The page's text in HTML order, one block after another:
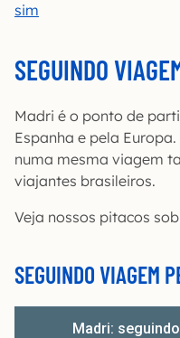
sim
SEGUINDO
Madri é o ponto de
Espanha e pela
numa mesma viagem
viajantes brasileiros.
Veja nossos pitacos
SEGUINDO VIAGEM